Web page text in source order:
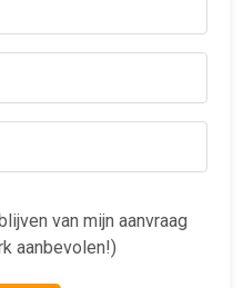
van mijn aanvraag
aanbevolen!)